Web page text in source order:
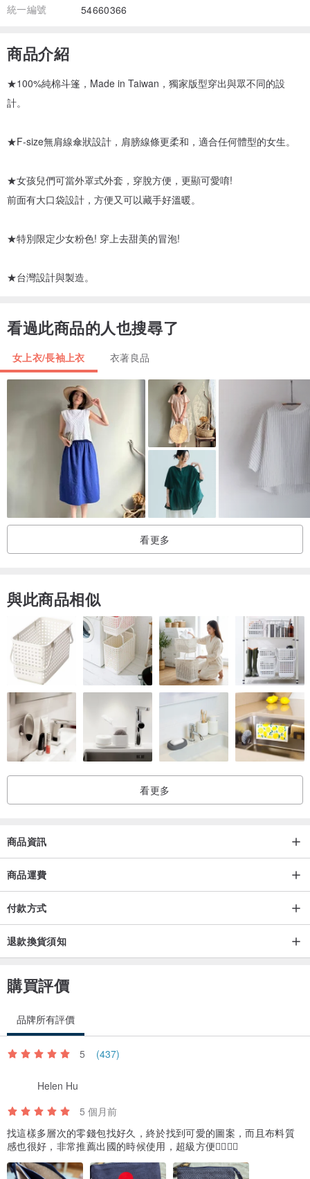
統一編號
54660366
商品介紹
★100%純棉斗篷，Made in Taiwan，獨家版型穿出與眾不同的設
計。
★F-size無肩線傘狀設計，肩膀線條更柔和，適合任何體型的女生。
★女孩兒們可當外罩式外套，穿脫方便，更顯可愛唷!
前面有大口袋設計，方便又可以藏手好溫暖。
★特別限定少女粉色! 穿上去甜美的冒泡!
★台灣設計與製造。
看過此商品的人也搜尋了
女上衣/長袖上衣 衣著良品
看更多
與此商品相似
看更多
商品資訊
商品運費
付款方式
退款換貨須知
購買評價
品牌所有評價
5 (437)
Helen Hu
5 個月前
找這樣多層次的零錢包找好久，終於找到可愛的圖案，而且布料質
感也很好，非常推薦出國的時候使用，超級方便👍🏻👍🏻